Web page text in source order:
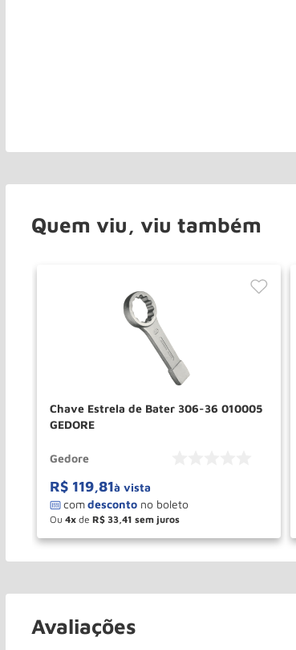
Quem viu, viu também
Chave Estrela de Bater 306-36 010005
GEDORE
Gedore
R$ 119,81à vista
Ou 4 de R$ 33 41
＋
－ COMPRAR
Avaliações